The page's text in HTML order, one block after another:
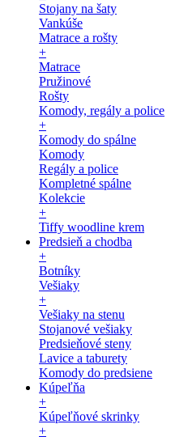
Stojany na šaty
Vankúše
Matrace a rošty
+
Matrace
Pružinové
Rošty
Komody, regály a police
+
Komody do spálne
Komody
Regály a police
Kompletné spálne
Kolekcie
+
Tiffy woodline krem
Predsieň a chodba
+
Botníky
Vešiaky
+
Vešiaky na stenu
Stojanové vešiaky
Predsieňové steny
Lavice a taburety
Komody do predsiene
Kúpeľňa
+
Kúpeľňové skrinky
+